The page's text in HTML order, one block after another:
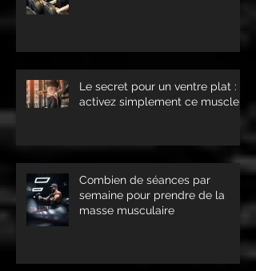
Le secret pour un ventre plat :
activez simplement ce muscle !
Combien de séances par
semaine pour prendre de la
masse musculaire